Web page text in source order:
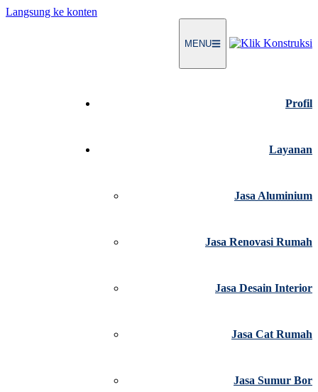
Langsung ke konten
MENU
Profil
Layanan
Jasa Aluminium
Jasa Renovasi Rumah
Jasa Desain Interior
Jasa Cat Rumah
Jasa Sumur Bor